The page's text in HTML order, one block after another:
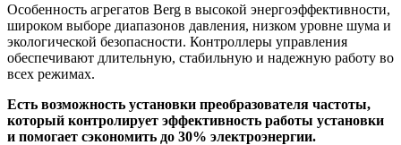
Особенность агрегатов Berg в высокой энергоэффективности,
широком выборе диапазонов давления, низком уровне шума и
экологической безопасности. Контроллеры управления
обеспечивают длительную, стабильную и надежную работу во
всех режимах.
Есть возможность установки преобразователя частоты,
который контролирует эффективность работы установки
и помогает сэкономить до 30% электроэнергии.